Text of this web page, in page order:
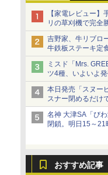
【家電レビュー】
リの草刈機で完
吉野家、牛リブロ
牛鉄板ステーキ定
ミスド「Mrs.
ツ4種、いよいよ発
本日発売「スヌー
スナー閉めるだけ
とまる
名神 大津SA「び
閉鎖。明日15～21
おすすめ記事